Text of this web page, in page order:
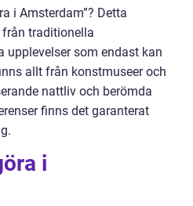
i Amsterdam”? Detta
traditionella
som endast kan
allt från konstmuseer och
nattliv och berömda
finns det garanterat
i